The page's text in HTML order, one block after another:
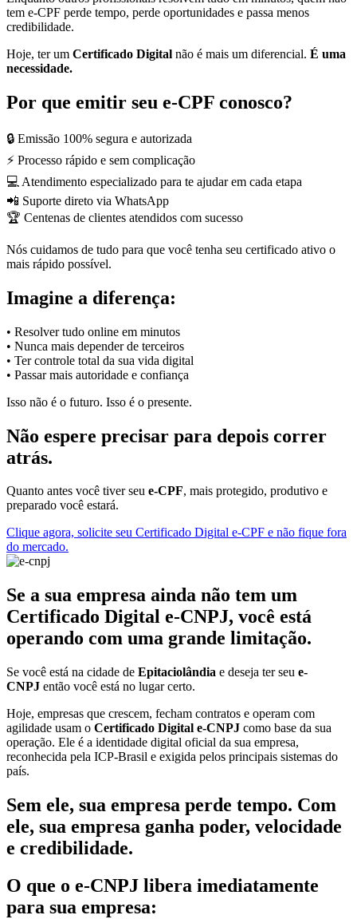
tem e-CPF perde tempo, perde oportunidades e passa menos
credibilidade.
Hoje, ter um Certificado Digital não é mais um diferencial. É uma
necessidade.
Por que emitir seu e-CPF conosco?
🔒 Emissão 100% segura e autorizada
⚡ Processo rápido e sem complicação
💻 Atendimento especializado para te ajudar em cada etapa
📲 Suporte direto via WhatsApp
🏆 Centenas de clientes atendidos com sucesso
Nós cuidamos de tudo para que você tenha seu certificado ativo o
mais rápido possível.
Imagine a diferença:
• Resolver tudo online em minutos
• Nunca mais depender de terceiros
• Ter controle total da sua vida digital
• Passar mais autoridade e confiança
Isso não é o futuro. Isso é o presente.
Não espere precisar para depois correr
atrás.
Quanto antes você tiver seu e-CPF, mais protegido, produtivo e
preparado você estará.
Clique agora, solicite seu Certificado Digital e-CPF e não fique fora
do mercado.
Se a sua empresa ainda não tem um
Certificado Digital e-CNPJ, você está
operando com uma grande limitação.
Se você está na cidade de Epitaciolândia e deseja ter seu e-
CNPJ então você está no lugar certo.
Hoje, empresas que crescem, fecham contratos e operam com
agilidade usam o Certificado Digital e-CNPJ como base da sua
operação. Ele é a identidade digital oficial da sua empresa,
reconhecida pela ICP-Brasil e exigida pelos principais sistemas do
país.
Sem ele, sua empresa perde tempo. Com
ele, sua empresa ganha poder, velocidade
e credibilidade.
O que o e-CNPJ libera imediatamente
para sua empresa: